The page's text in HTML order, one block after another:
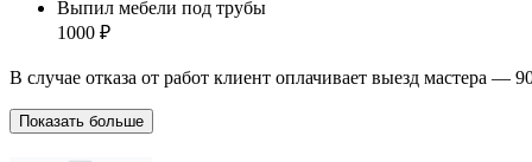
Выпил мебели под трубы
1000 ₽
В случае отказа от работ клиент оплачивает выезд мастера —
Показать больше